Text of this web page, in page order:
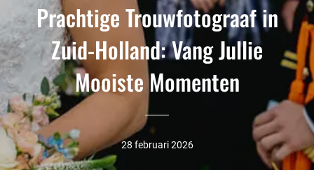
Prachtige Trouwfotograaf in
Zuid-Holland: Vang Jullie
Mooiste Momenten
28 februari 2026